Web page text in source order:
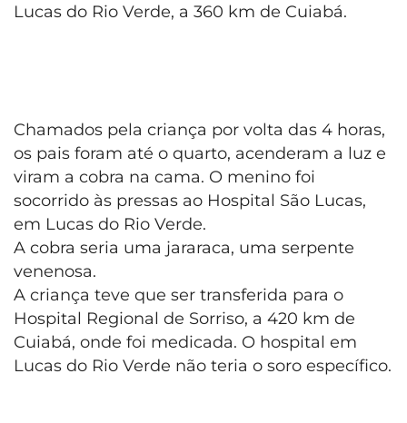
Lucas do Rio Verde, a 360 km de Cuiabá.
Chamados pela criança por volta das 4 horas,
os pais foram até o quarto, acenderam a luz e
viram a cobra na cama. O menino foi
socorrido às pressas ao Hospital São Lucas,
em Lucas do Rio Verde.
A cobra seria uma jararaca, uma serpente
venenosa.
A criança teve que ser transferida para o
Hospital Regional de Sorriso, a 420 km de
Cuiabá, onde foi medicada. O hospital em
Lucas do Rio Verde não teria o soro específico.